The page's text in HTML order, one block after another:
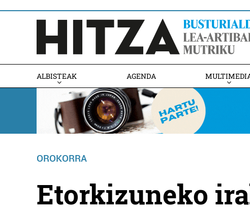
ALBISTEAK AGENDA
OROKORRA
Etorkizuneko